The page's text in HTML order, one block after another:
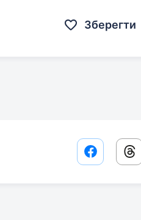
Зберегти